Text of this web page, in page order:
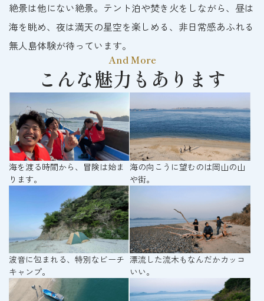
絶景は他にない絶景。テント泊や焚き火をしながら、昼は
海を眺め、夜は満天の星空を楽しめる、非日常感あふれる
無人島体験が待っています。
And More
こんな魅力もあります
海を渡る時間から、冒険は始ま
ります。
海の向こうに望むのは岡山の山
や街。
波音に包まれる、特別なビーチ
キャンプ。
漂流した流木もなんだかカッコ
いい。